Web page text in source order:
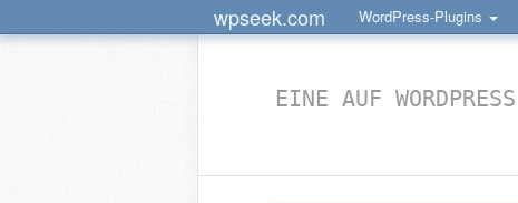
wpseek.com WordPress-Plugins
EINE AUF